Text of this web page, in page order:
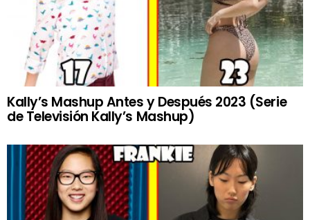
Kally’s Mashup Antes y Después 2023 (Serie
de Televisión Kally’s Mashup)